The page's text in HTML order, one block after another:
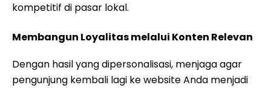
kompetitif di pasar lokal.
Membangun Loyalitas melalui Konten Relevan
Dengan hasil yang dipersonalisasi, menjaga agar
pengunjung kembali lagi ke website Anda menjadi